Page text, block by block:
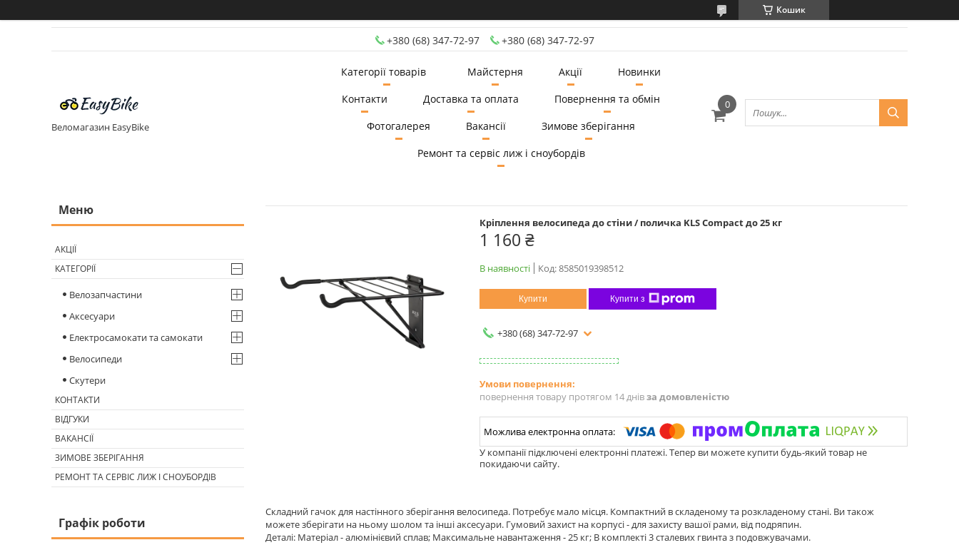
Кошик
+380 (68) 347-72-97 +380 (68) 347-72-97
Веломагазин EasyBike
Категорії товарів Майстерня Акції
Новинки
Контакти
Доставка та оплата
Повернення та обмін
Фотогалерея
Вакансії
Зимове зберігання
Ремонт та сервіс лиж і сноубордів
Кріплення велосипеда до стіни / поличка KLS Compact до 25 кг
1 160 ₴
В наявності Код:8585019398512
Купити Купити з
+380 (68) 347-72-97
повернення товару протягом 14 днівза домовленістю
У компанії підключені електронні платежі. Тепер ви можете купити будь-який товар не
покидаючи сайту.
Складний гачок для настінного зберігання велосипеда. Потребує мало місця. Компактний в складеному та розкладеному стані. Ви також
можете зберігати на ньому шолом та інші аксесуари. Гумовий захист на корпусі - для захисту вашої рами, від подряпин.
Деталі: Матеріал - алюмінієвий сплав; Максимальне навантаження - 25 кг; В комплекті 3 сталевих гвинта з подовжувачами.
АКЦІЇ
КАТЕГОРІЇ
Велозапчастини
Аксесуари
Електросамокати та самокати
Велосипеди
Скутери
КОНТАКТИ
ВІДГУКИ
ВАКАНСІЇ
ЗИМОВЕ ЗБЕРІГАННЯ
РЕМОНТ ТА СЕРВІС ЛИЖ І СНОУБОРДІВ
Графік роботи